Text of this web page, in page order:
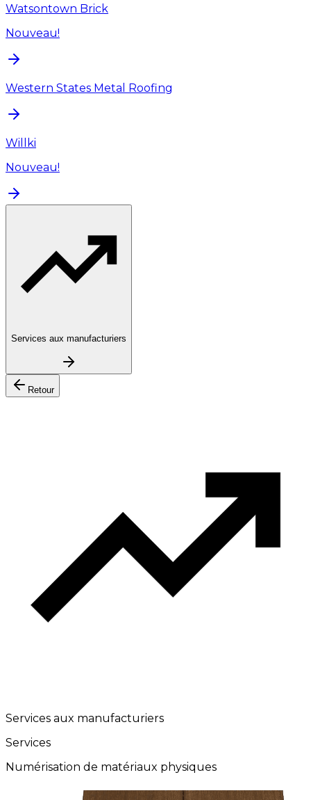
Watsontown Brick
Nouveau!
Western States Metal Roofing
Willki
Nouveau!
Services aux manufacturiers
Retour
Services aux manufacturiers
Services
Numérisation de matériaux physiques